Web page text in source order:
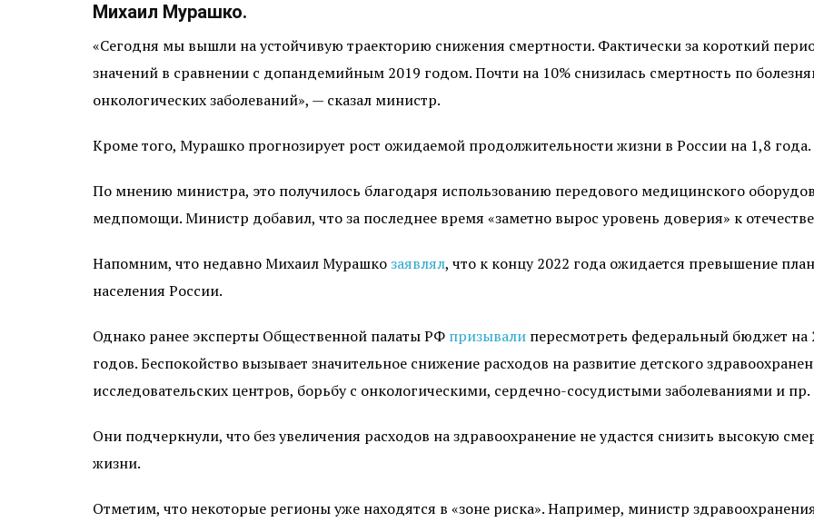
Михаил Мурашко.
«Сегодня мы вышли на устойчивую траекторию снижения смертности. Фактически за короткий
значений в сравнении с допандемийным 2019 годом. Почти на 10% снизилась смертность по
онкологических заболеваний», — сказал министр.
Кроме того, Мурашко прогнозирует рост ожидаемой продолжительности жизни в России на 1,8 года.
По мнению министра, это получилось благодаря использованию передового медицинского
медпомощи. Министр добавил, что за последнее время «заметно вырос уровень доверия» к
Напомним, что недавно Михаил Мурашкозаявлял, что к концу 2022 года ожидается превышение
населения России.
Однако ранее эксперты Общественной палаты РФ призывали пересмотреть федеральный бюджет
годов. Беспокойство вызывает значительное снижение расходов на развитие детского
исследовательских центров, борьбу с онкологическими, сердечно-сосудистыми заболеваниями и пр.
Они подчеркнули, что без увеличения расходов на здравоохранение не удастся снизить высокую
жизни.
Отметим, что некоторые регионы уже находятся в «зоне риска». Например, министр